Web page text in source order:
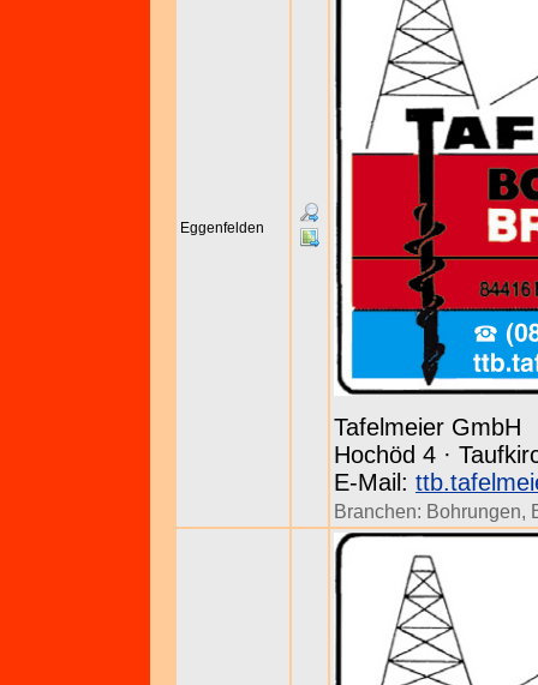
Eggenfelden
Tafelmeier GmbH
Hochöd 4 ·
E-Mail:
Branchen: Bohrungen,